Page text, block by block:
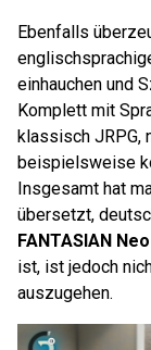
Ebenfalls
einhauchen und
Komplett mit
klassisch JRPG,
beispielsweise
Insgesamt hat
übersetzt,
FANTASIAN
ist, ist jedoch
auszugehen.